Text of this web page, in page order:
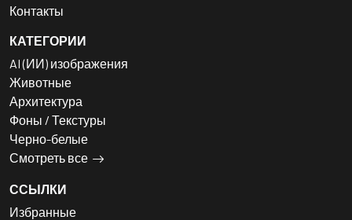
Контакты
КАТЕГОРИИ
AI (ИИ) изображения
Животные
Архитектура
Фоны / Текстуры
Черно-белые
Смотреть все
ССЫЛКИ
Избранные